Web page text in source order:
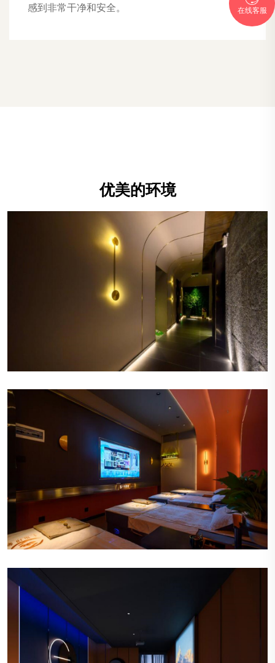
在线客服
感到非常干净和安全。
优美的环境
宁静的氛围
会所内部装饰以柔和的色调为主，营造出一种宁静
而温馨的氛围，让顾客一踏入便能感受到放松和舒
精致的装饰
墙上挂着精美的艺术作品，角落摆放着优雅的植
物，每一件装饰都经过精心挑选，体现出会所对细
节的关注。